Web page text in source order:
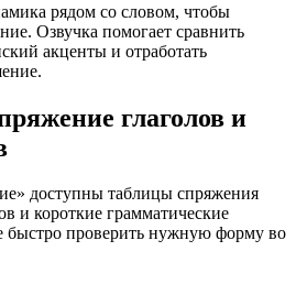
рядом со словом, чтобы
Озвучка помогает сравнить
акценты и отработать
глаголов и
доступны таблицы спряжения
и короткие грамматические
быстро проверить нужную форму во